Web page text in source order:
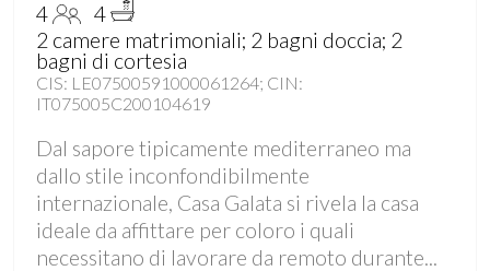
4
4
2 camere matrimoniali; 2 bagni doccia; 2
bagni di cortesia
CIS: LE07500591000061264; CIN:
IT075005C200104619
Dal sapore tipicamente mediterraneo ma
dallo stile inconfondibilmente
internazionale, Casa Galata si rivela la casa
ideale da affittare per coloro i quali
necessitano di lavorare da remoto durante...